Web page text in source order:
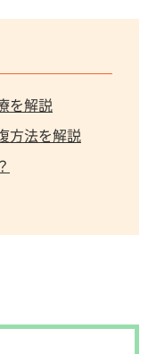
を解説
方法を解説